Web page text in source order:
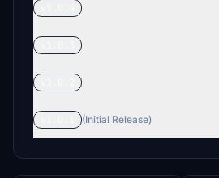
(Initial Release)